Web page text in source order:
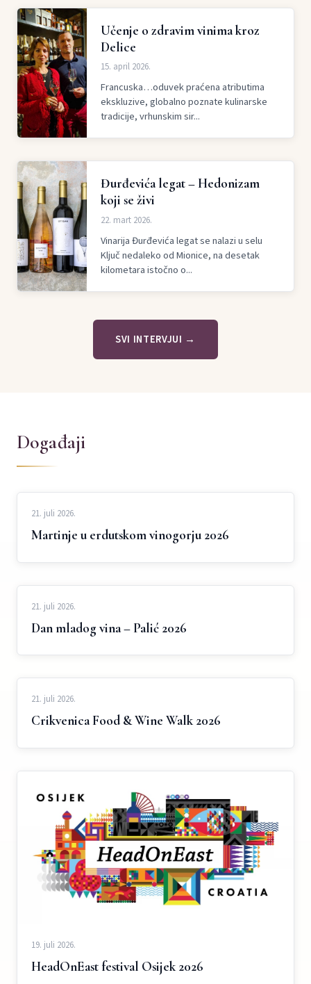
Učenje o zdravim vinima kroz
Delice
15. april 2026.
Francuska…oduvek praćena atributima
ekskluzive, globalno poznate kulinarske
tradicije, vrhunskim sir...
Đurđevića legat – Hedonizam
koji se živi
22. mart 2026.
Vinarija Đurđevića legat se nalazi u selu
Ključ nedaleko od Mionice, na desetak
kilometara istočno o...
SVI INTERVJUI →
Događaji
21. juli 2026.
Martinje u erdutskom vinogorju 2026
21. juli 2026.
Dan mladog vina – Palić 2026
21. juli 2026.
Crikvenica Food & Wine Walk 2026
19. juli 2026.
HeadOnEast festival Osijek 2026